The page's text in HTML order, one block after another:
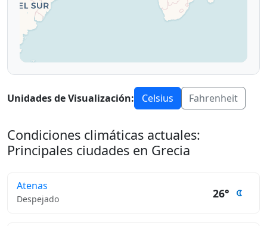
Unidades de Visualización: Celsius Fahrenheit
Condiciones climáticas actuales:
Principales ciudades en Grecia
Atenas
Despejado 26°